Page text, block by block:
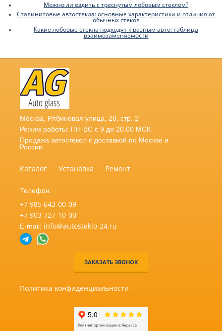
Можно ли ездить с треснутым лобовым стеклом?
Сталинитовые автостекла: основные характеристики и отличия от
обычных стекол
Какие лобовые стекла подходят к разным авто: таблица
взаимозаменяемости
Москва, Рябиновая улица, 28, стр. 2
Режим работы: ПН-ВС с 9 до 20.00 МСК
Продажа автостекол с доставкой по Москве и
России.
Каталог Установка Ремонт
Телефон:
+7 985 643-00-09
+7 903 727-10-00
E-mail: info@autosteklo-24.ru
ЗАКАЗАТЬ ЗВОНОК
Политика конфиденциальности